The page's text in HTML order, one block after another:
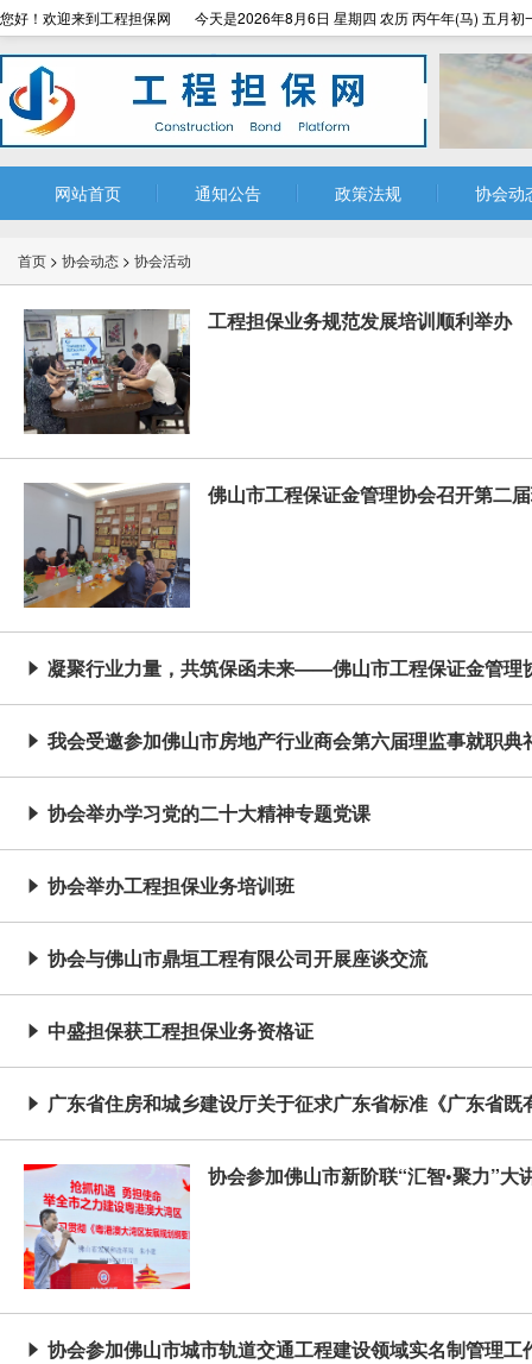
您好！欢迎来到工程担保网 今天是2026年8月6日 星期四 农历 丙午年(马) 五月初
网站首页 通知公告 政策法规 协会动
首页 > 协会动态 > 协会活动
工程担保业务规范发展培训顺利举办
佛山市工程保证金管理协会召开第二
 凝聚行业力量，共筑保函未来——佛山市工程保证金管理
 我会受邀参加佛山市房地产行业商会第六届理监事就职典
 协会举办学习党的二十大精神专题党课
 协会举办工程担保业务培训班
 协会与佛山市鼎垣工程有限公司开展座谈交流
 中盛担保获工程担保业务资格证
 广东省住房和城乡建设厅关于征求广东省标准《广东省
协会参加佛山市新阶联“汇智•聚力”大
 协会参加佛山市城市轨道交通工程建设领域实名制管理工